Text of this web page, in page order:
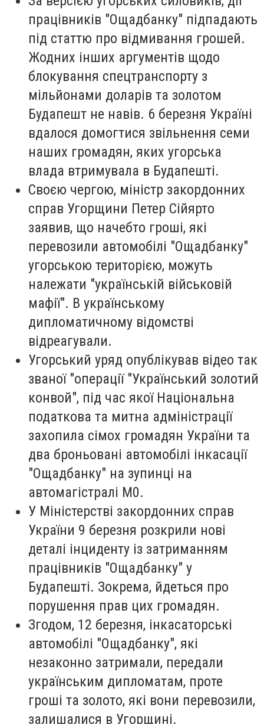
працівників "Ощадбанку" підпадають
під статтю про відмивання грошей.
Жодних інших аргументів щодо
блокування спецтранспорту з
мільйонами доларів та золотом
Будапешт не навів. 6 березня Україні
вдалося домогтися звільнення семи
наших громадян, яких угорська
влада втримувала в Будапешті.
Своєю чергою, міністр закордонних
справ Угорщини Петер Сійярто
заявив, що начебто гроші, які
перевозили автомобілі "Ощадбанку"
угорською територією, можуть
належати "українській військовій
мафії". В українському
дипломатичному відомстві
відреагували.
Угорський уряд опублікував відео так
званої "операції "Український золотий
конвой", під час якої Національна
податкова та митна адміністрації
захопила сімох громадян України та
два броньовані автомобілі інкасації
"Ощадбанку" на зупинці на
автомагістралі М0.
У Міністерстві закордонних справ
України 9 березня розкрили нові
деталі інциденту із затриманням
працівників "Ощадбанку" у
Будапешті. Зокрема, йдеться про
порушення прав цих громадян.
Згодом, 12 березня, інкасаторські
автомобілі "Ощадбанку", які
незаконно затримали, передали
українським дипломатам, проте
гроші та золото, які вони перевозили,
залишалися в Угорщині.